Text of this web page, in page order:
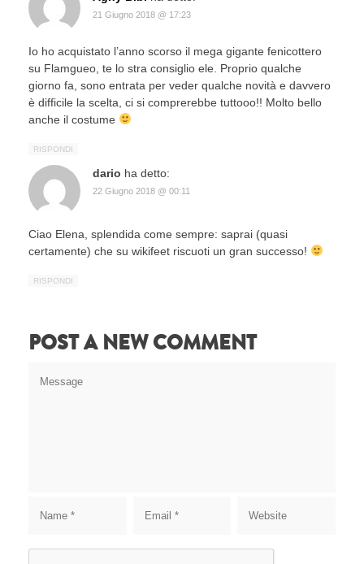
21 Giugno 2018 @ 17:23
Io ho acquistato l’anno scorso il mega gigante fenicottero
su Flamgueo, te lo stra consiglio ele. Proprio qualche
giorno fa, sono entrata per veder qualche novità e davvero
è difficile la scelta, ci si comprerebbe tuttooo!! Molto bello
anche il costume
RISPONDI
dario ha detto:
22 Giugno 2018 @ 00:11
Ciao Elena, splendida come sempre: saprai (quasi
certamente) che su wikifeet riscuoti un gran successo!
RISPONDI
POST A NEW COMMENT